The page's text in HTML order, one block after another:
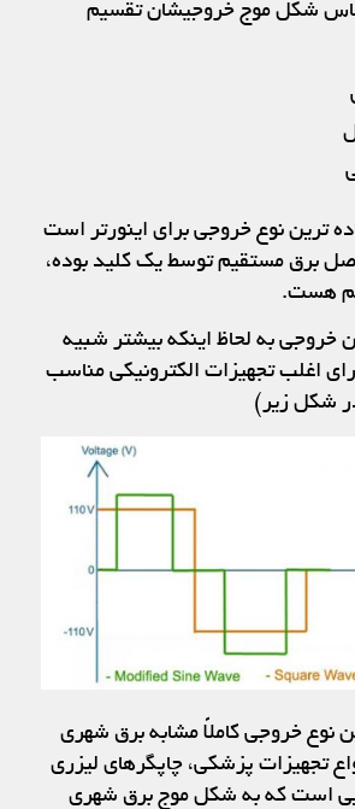
اساس شکل موج خروجیشان تقسیم
ترین نوع خروجی برای اینورتر است
برق مستقیم توسط یک کلید بوده،
هم هست.
به لحاظ اینکه بیشتر شبیه
اغلب تجهیزات الکترونیکی مناسب
شکل زیر)
نوع خروجی کاملاً مشابه برق شهری
تجهیزات پزشکی، چاپگرهای لیزری
است که به شکل موج برق شهری